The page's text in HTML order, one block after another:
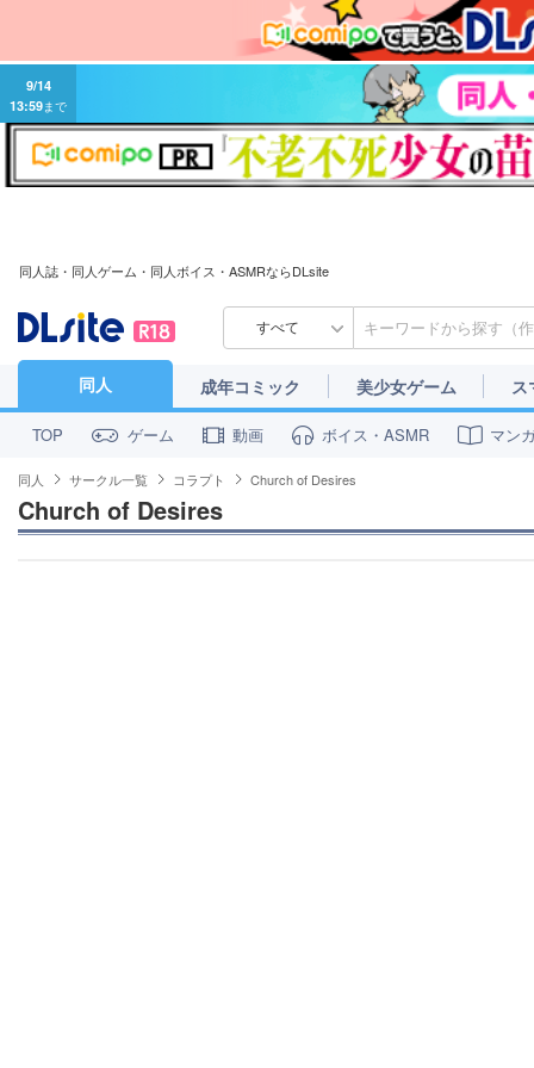
9/14
13:59まで
同人誌・同人ゲーム・同人ボイス・ASMRならDLsite
すべて
同人 成年コミック 美少女ゲーム ス
TOP ゲーム 動画 ボイス・ASMR マン
同人 サークル一覧 コラプト Church of Desires
Church of Desires